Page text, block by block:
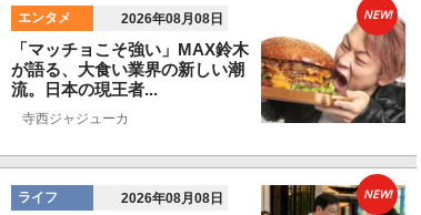
エンタメ 2026年08月08日
「マッチョこそ強い」MAX鈴木
が語る、大食い業界の新しい潮
流。日本の現王者...
寺西ジャジューカ
NEW!
ライフ 2026年08月08日 NEW!